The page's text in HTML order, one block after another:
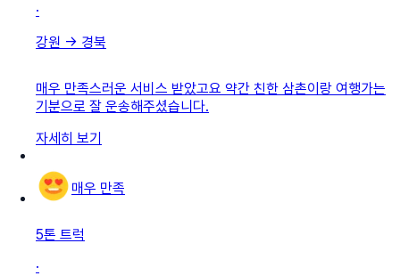
·
강원 → 경북
매우 만족스러운 서비스 받았고요 약간 친한 삼촌이랑 여행가는
기분으로 잘 운송해주셨습니다.
자세히 보기
매우 만족
5톤 트럭
·